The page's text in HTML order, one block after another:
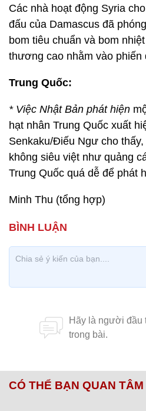
Các nhà hoạt động Syria
đấu của Damascus đã
bom tiêu chuẩn và bom
thương cao nhằm vào phiến
Trung Quốc:
* Việc Nhật Bản phát hiện
hạt nhân Trung Quốc xuất
Senkaku/Điếu Ngư cho
không siêu việt như quảng
Trung Quốc quá dễ để phát
Minh Thu (tổng hợp)
CÓ THỂ BẠN QUAN TÂM